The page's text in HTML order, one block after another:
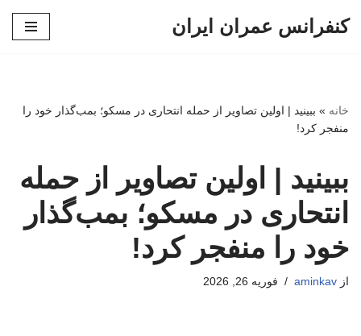
کنفرانس عمران ایران
خانه » ببینید | اولین تصاویر از حمله انتحاری در مسکو؛ بمب‌گذار خود را
منفجر کرد!
ببینید | اولین تصاویر از حمله
انتحاری در مسکو؛ بمب‌گذار
خود را منفجر کرد!
از aminkav فوریه 26, 2026